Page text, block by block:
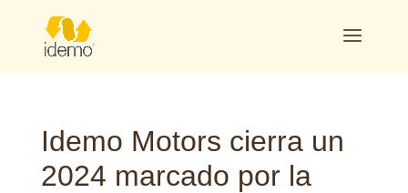
Idemo Motors cierra un
2024 marcado por la